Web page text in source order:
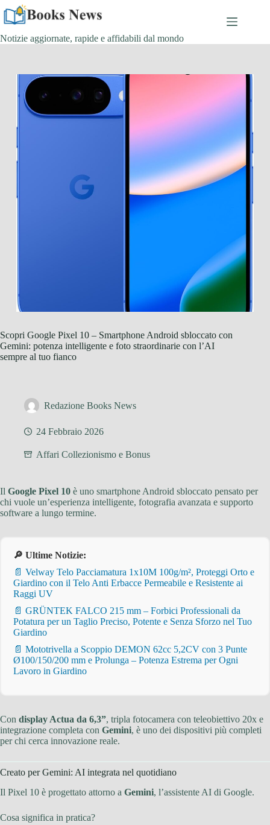
contenuto
Notizie aggiornate, rapide e affidabili dal mondo
Scopri Google Pixel 10 – Smartphone Android sbloccato con
Gemini: potenza intelligente e foto straordinarie con l’AI
sempre al tuo fianco
Redazione Books News
24 Febbraio 2026
Affari Collezionismo e Bonus
Il Google Pixel 10 è uno smartphone Android sbloccato pensato per
chi vuole un’esperienza intelligente, fotografia avanzata e supporto
software a lungo termine.
🔎 Ultime Notizie:
📄 Velway Telo Pacciamatura 1x10M 100g/m², Proteggi Orto e
Giardino con il Telo Anti Erbacce Permeabile e Resistente ai
Raggi UV
📄 GRÜNTEK FALCO 215 mm – Forbici Professionali da
Potatura per un Taglio Preciso, Potente e Senza Sforzo nel Tuo
Giardino
📄 Mototrivella a Scoppio DEMON 62cc 5,2CV con 3 Punte
Ø100/150/200 mm e Prolunga – Potenza Estrema per Ogni
Lavoro in Giardino
Con display Actua da 6,3”, tripla fotocamera con teleobiettivo 20x e
integrazione completa con Gemini, è uno dei dispositivi più completi
per chi cerca innovazione reale.
Creato per Gemini: AI integrata nel quotidiano
Il Pixel 10 è progettato attorno a Gemini, l’assistente AI di Google.
Cosa significa in pratica?